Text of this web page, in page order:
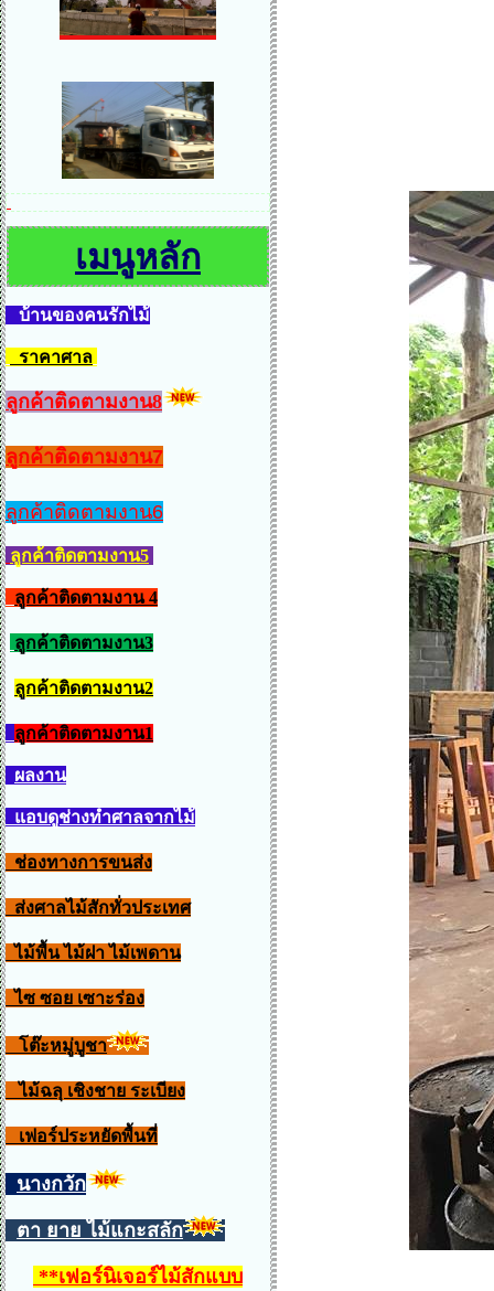
เมนูหลัก
บ้านของคนรักไม้
ราคาศาล
ลูกค้าติดตามงาน8
ลูกค้าติดตามงาน7
ลูกค้าติดตามงาน6
ลูกค้าติดตามงาน5
ลูกค้าติดตามงาน 4
ลูกค้าติดตามงาน3
ลูกค้าติดตามงาน2
ลูกค้าติดตามงาน1
ผลงาน
แอบดูช่างทำศาลจากไม้
ช่องทางการขนส่ง
ส่งศาลไม้สักทั่วประเทศ
ไม้พื้น ไม้ฝา ไม้เพดาน
ไซ ซอย เซาะร่อง
โต๊ะหมู่บูชา
ไม้ฉลุ เชิงชาย ระเบียง
เฟอร์ประหยัดพื้นที่
นางกวัก
ตา ยาย ไม้แกะสลัก
**เฟอร์นิเจอร์ไม้สักแบบ